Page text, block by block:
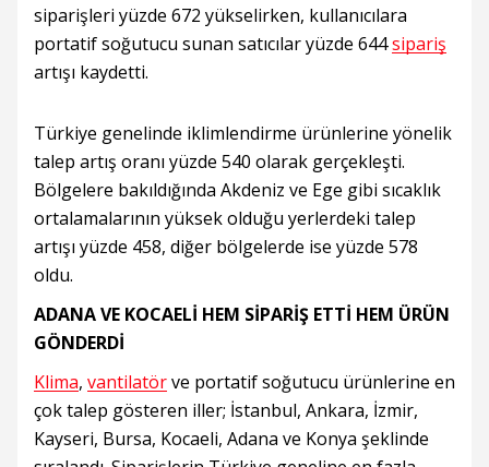
siparişleri yüzde 672 yükselirken, kullanıcılara
portatif soğutucu sunan satıcılar yüzde 644sipariş
artışı kaydetti.
Türkiye genelinde iklimlendirme ürünlerine yönelik
talep artış oranı yüzde 540 olarak gerçekleşti.
Bölgelere bakıldığında Akdeniz ve Ege gibi sıcaklık
ortalamalarının yüksek olduğu yerlerdeki talep
artışı yüzde 458, diğer bölgelerde ise yüzde 578
oldu.
ADANA VE KOCAELİ HEM SİPARİŞ ETTİ HEM ÜRÜN
GÖNDERDİ
Klima, vantilatörve portatif soğutucu ürünlerine en
çok talep gösteren iller; İstanbul, Ankara, İzmir,
Kayseri, Bursa, Kocaeli, Adana ve Konya şeklinde